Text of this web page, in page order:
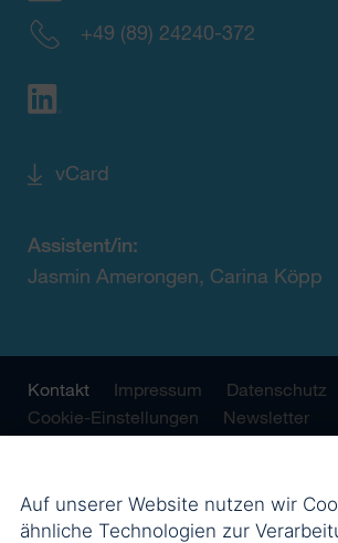
+49 (89) 24240-372
vCard
Assistent/in:
Jasmin Amerongen, Carina Köpp
Kontakt Impressum
Datenschutz
Cookie-Einstellungen
Newsletter
Auf unserer Website nutzen wir
ähnliche Technologien zur